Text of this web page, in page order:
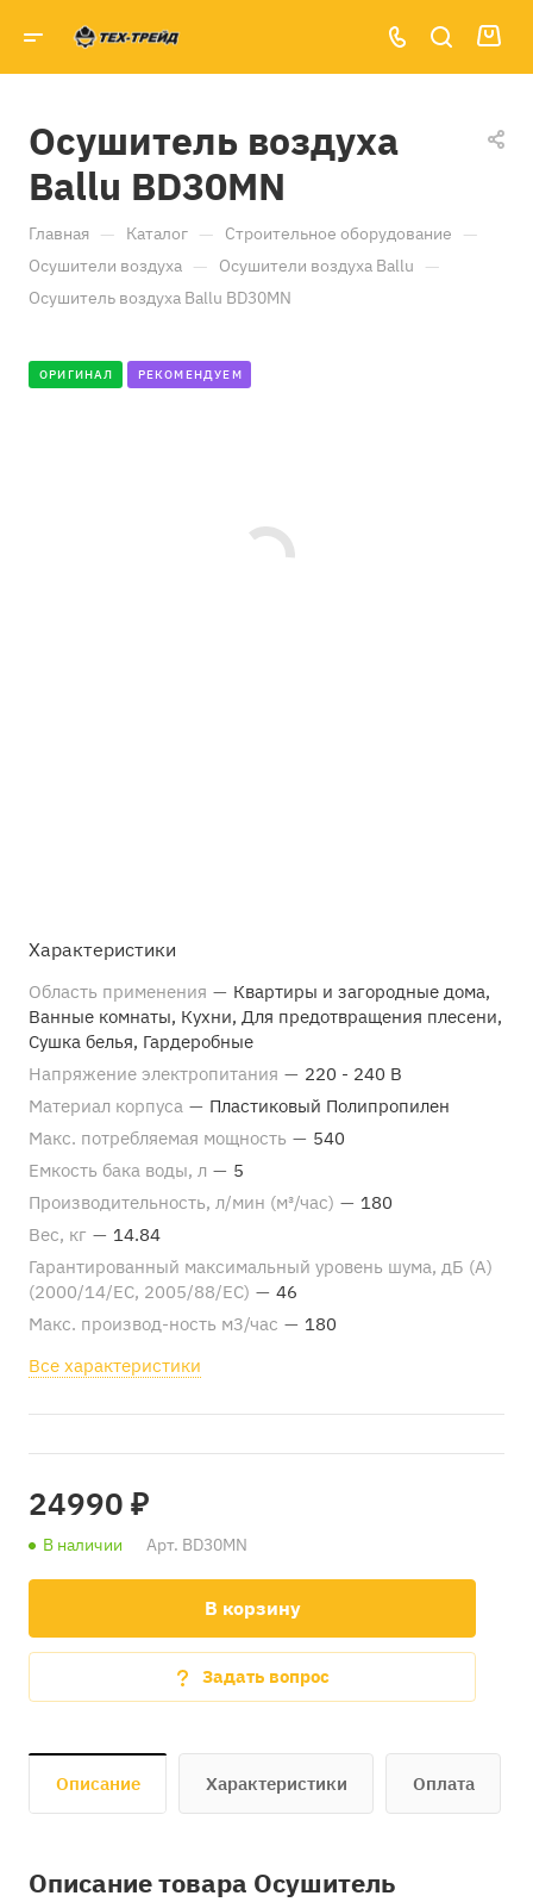
Осушитель воздуха
Ballu BD30MN
Главная — Каталог — Строительное оборудование —
Осушители воздуха — Осушители воздуха Ballu —
Осушитель воздуха Ballu BD30MN
ОРИГИНАЛ РЕКОМЕНДУЕМ
Характеристики
Область применения — Квартиры и загородные дома,
Ванные комнаты, Кухни, Для предотвращения плесени,
Сушка белья, Гардеробные
Напряжение электропитания — 220 - 240 В
Материал корпуса — Пластиковый Полипропилен
Макс. потребляемая мощность — 540
Емкость бака воды, л — 5
Производительность, л/мин (м³/час) — 180
Вес, кг — 14.84
Гарантированный максимальный уровень шума, дБ (А)
(2000/14/EC, 2005/88/EC) — 46
Макс. производ-ность м3/час — 180
Все характеристики
24990 ₽
В наличии Арт. BD30MN
В корзину
Задать вопрос
Описание Характеристики Оплата
Описание товара Осушитель